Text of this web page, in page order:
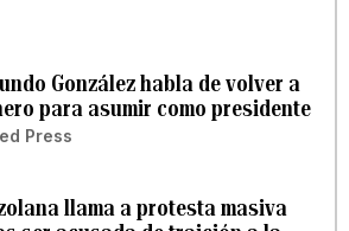
González habla de volver a
para asumir como presidente
Press
llama a protesta masiva